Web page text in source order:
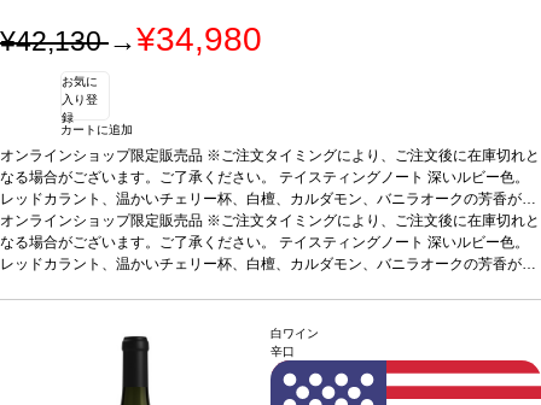
¥42,130→¥34,980
お気に
入り登
録
カートに追加
オンラインショップ限定販売品 ※ご注文タイミングにより、ご注文後に在庫切れと
なる場合がございます。ご了承ください。 テイスティングノート 深いルビー色。
レッドカラント、温かいチェリー杯、白檀、カルダモン、バニラオークの芳香が広
がり、豊かな味わいは、ブラックプラム、カシス、コーラの木、ココアをまぶした
トリュフを含む。豪華でエレガントな後味は、しなやかな口当たりとまろやかなタ
ンニンのストラクチャーを伴う。合う料理 赤身肉、熟成肉などと好相性葡萄品種
オンラインショップ限定販売品 ※ご注文タイミングにより、ご注文後に在庫切れと
なる場合がございます。ご了承ください。 テイスティングノート 深いルビー色。
レッドカラント、温かいチェリー杯、白檀、カルダモン、バニラオークの芳香が広
合う料理赤身肉、熟成肉などと好相性
95%カベルネ・ソーヴィニヨン、5%プティ・ヴェルド
白ワイン
辛口